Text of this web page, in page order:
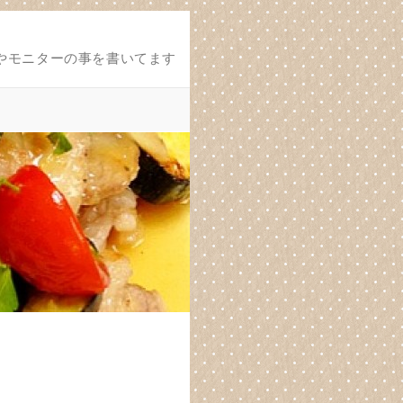
モニターの事を書いてます